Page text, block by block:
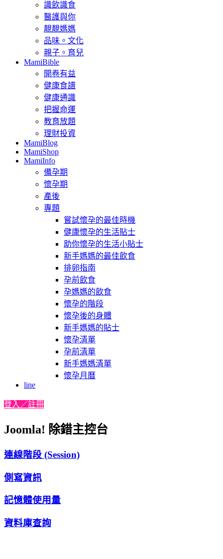
識飲識食
醫護與你
靚靚媽媽
品味。文化
親子。育兒
MamiBible
開卷有益
健康食譜
健康通識
把握命運
教育放題
理財投資
MamiBlog
MamiShop
MamiInfo
備孕期
懷孕期
產後
專題
嘗試懷孕的最佳時機
健康懷孕的生活貼士
助你懷孕的生活小貼士
新手媽媽的最佳飲食
排卵指南
孕前飲食
孕媽媽的飲食
懷孕的階段
懷孕後的身體
新手媽媽的貼士
懷孕清單
孕前清單
新手媽媽清單
懷孕月曆
line
登入／註冊
Joomla! 除錯主控台
連線階段 (Session)
側寫資訊
記憶體使用量
資料庫查詢